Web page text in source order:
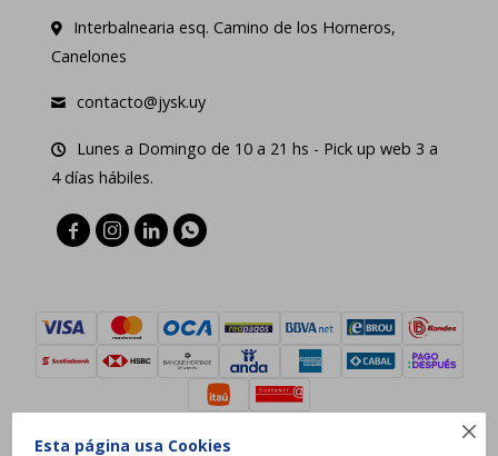

Esta página usa Cookies
Interbalnearia esq. Camino de los Horneros,
Canelones
contacto@jysk.uy
Lunes a Domingo de 10 a 21 hs - Pick up web 3 a
4 días hábiles.
   